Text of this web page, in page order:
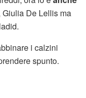
De Lellis ma
i calzini
spunto.